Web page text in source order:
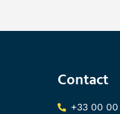
Contact
+33 00